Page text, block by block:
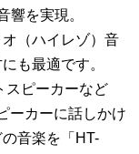
響を実現。
（ハイレゾ）音
も最適です。
スピーカーなど
ーカーに話しかけ
音楽を「 HT-